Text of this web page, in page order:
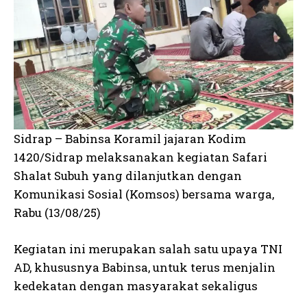
Sidrap – Babinsa Koramil jajaran Kodim
1420/Sidrap melaksanakan kegiatan Safari
Shalat Subuh yang dilanjutkan dengan
Komunikasi Sosial (Komsos) bersama warga,
Rabu (13/08/25)
Kegiatan ini merupakan salah satu upaya TNI
AD, khususnya Babinsa, untuk terus menjalin
kedekatan dengan masyarakat sekaligus